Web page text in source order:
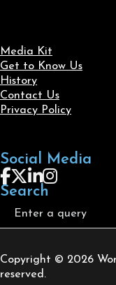
Media Kit
Get to Know Us
History
Contact Us
Privacy Policy
Social Media
Follow us on Facebook
Follow us on X
Follow us on
Follow us on
Search
Search
Copyright © 2026
reserved.